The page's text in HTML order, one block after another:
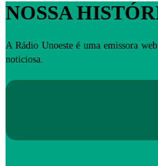
NOSSA
A Rádio Unoeste é uma emissora
noticiosa.